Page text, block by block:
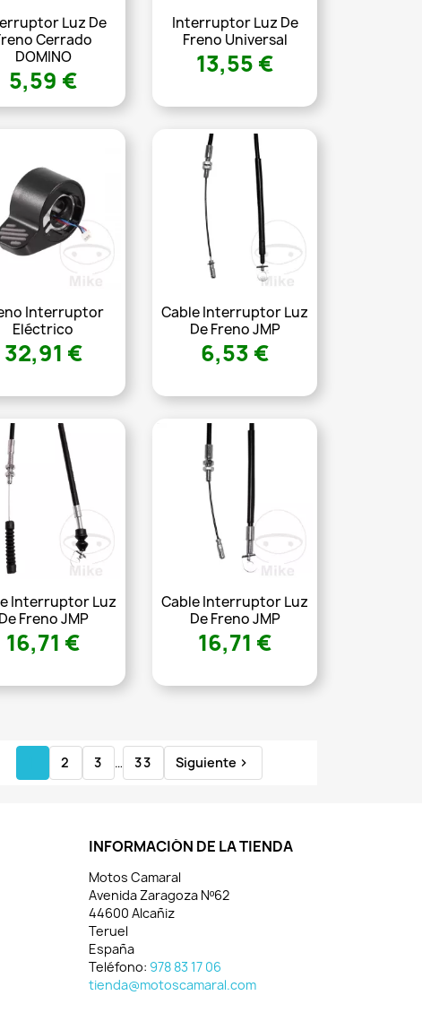
Luz De
Cerrado
DOMINO
5,59 €
Interruptor Luz De
Freno Universal
13,55 €
Interruptor
Eléctrico
32,91 €
Cable Interruptor Luz
De Freno JMP
6,53 €
Interruptor Luz
De Freno JMP
16,71 €
Cable Interruptor Luz
De Freno JMP
16,71 €
2 3 … 33 Siguiente 
INFORMACIÓN DE LA TIENDA
Motos Camaral
Avenida Zaragoza Nº62
44600 Alcañiz
Teruel
España
Teléfono: 978 83 17 06
tienda@motoscamaral.com